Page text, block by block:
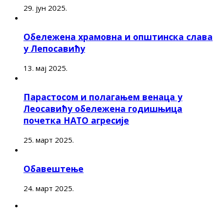
29. јун 2025.
Обележена храмовна и општинска слава
у Лепосавићу
13. мај 2025.
Парастосом и полагањем венаца у
Леосавићу обележена годишњица
почетка НАТО агресије
25. март 2025.
Обавештење
24. март 2025.